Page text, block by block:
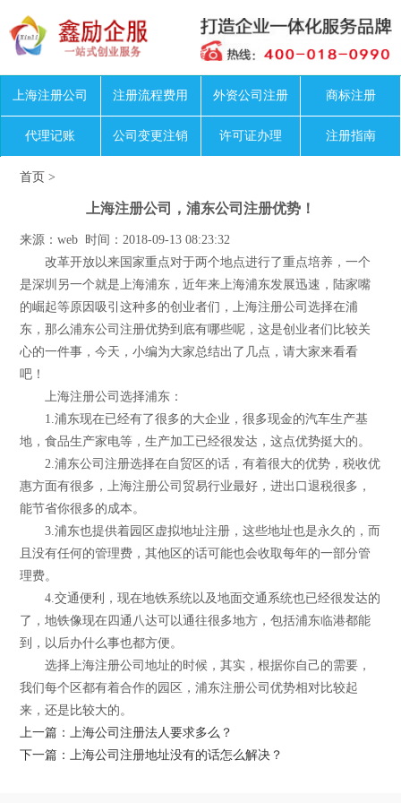
上海注册公司 注册流程费用 外资公司注册 商标注册
代理记账 公司变更注销 许可证办理 注册指南
首页 >
上海注册公司，浦东公司注册优势！
来源：web 时间：2018-09-13 08:23:32
改革开放以来国家重点对于两个地点进行了重点培养，一个
是深圳另一个就是上海浦东，近年来上海浦东发展迅速，陆家嘴
的崛起等原因吸引这种多的创业者们，上海注册公司选择在浦
东，那么浦东公司注册优势到底有哪些呢，这是创业者们比较关
心的一件事，今天，小编为大家总结出了几点，请大家来看看
吧！
上海注册公司选择浦东：
1.浦东现在已经有了很多的大企业，很多现金的汽车生产基
地，食品生产家电等，生产加工已经很发达，这点优势挺大的。
2.浦东公司注册选择在自贸区的话，有着很大的优势，税收优
惠方面有很多，上海注册公司贸易行业最好，进出口退税很多，
能节省你很多的成本。
3.浦东也提供着园区虚拟地址注册，这些地址也是永久的，而
且没有任何的管理费，其他区的话可能也会收取每年的一部分管
理费。
4.交通便利，现在地铁系统以及地面交通系统也已经很发达的
了，地铁像现在四通八达可以通往很多地方，包括浦东临港都能
到，以后办什么事也都方便。
选择上海注册公司地址的时候，其实，根据你自己的需要，
我们每个区都有着合作的园区，浦东注册公司优势相对比较起
来，还是比较大的。
上一篇：上海公司注册法人要求多么？
下一篇：上海公司注册地址没有的话怎么解决？